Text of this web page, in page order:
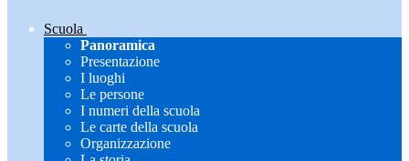
Scuola
Panoramica
Presentazione
I luoghi
Le persone
I numeri della scuola
Le carte della scuola
Organizzazione